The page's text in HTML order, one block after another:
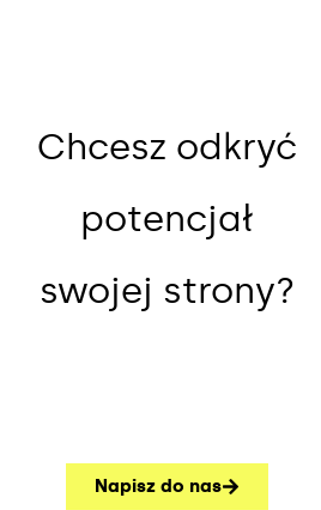
Chcesz odkryć
potencjał
swojej strony?
Napisz do nas